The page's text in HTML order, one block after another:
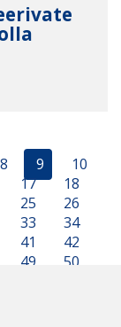
8 9
10
17
18
25
26
33
34
41
42
49 50